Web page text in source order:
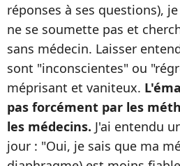
réponses à ses questions),
ne se soumette pas et
sans médecin. Laisser
sont "inconscientes" ou
méprisant et vaniteux.
pas forcément par les
les médecins. J'ai entendu
jour : "Oui, je sais que ma